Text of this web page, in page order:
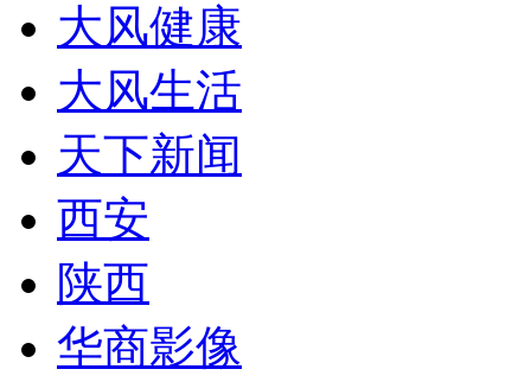
大风健康
大风生活
天下新闻
西安
陕西
华商影像